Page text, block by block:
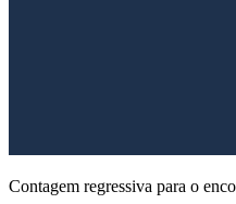
Contagem regressiva para o